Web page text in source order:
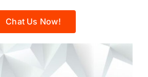
Chat Us Now!